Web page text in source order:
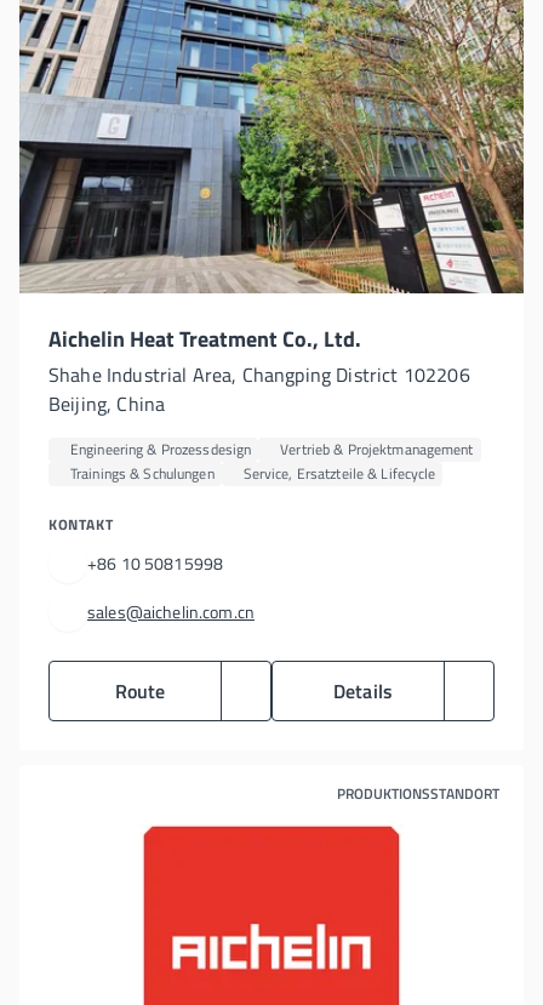
Aichelin Heat Treatment Co., Ltd.
Shahe Industrial Area, Changping District 102206
Beijing, China
Engineering & Prozessdesign
Vertrieb & Projektmanagement
Trainings & Schulungen
Service, Ersatzteile & Lifecycle
KONTAKT
+86 10 50815998
sales@aichelin.com.cn
Route Details
PRODUKTIONSSTANDORT